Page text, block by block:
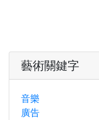
藝術關鍵字
音樂
廣告